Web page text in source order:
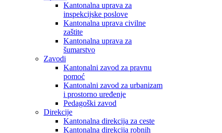
Kantonalna uprava za
inspekcijske poslove
Kantonalna uprava civilne
zaštite
Kantonalna uprava za
šumarstvo
Zavodi
Kantonalni zavod za pravnu
pomoć
Kantonalni zavod za urbanizam
i prostorno uređenje
Pedagoški zavod
Direkcije
Kantonalna direkcija za ceste
Kantonalna direkcija robnih